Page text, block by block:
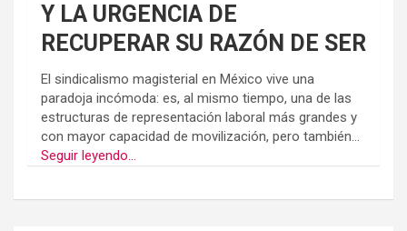
Y LA URGENCIA DE
RECUPERAR SU RAZÓN DE SER
El sindicalismo magisterial en México vive una
paradoja incómoda: es, al mismo tiempo, una de las
estructuras de representación laboral más grandes y
con mayor capacidad de movilización, pero también...
Seguir leyendo...